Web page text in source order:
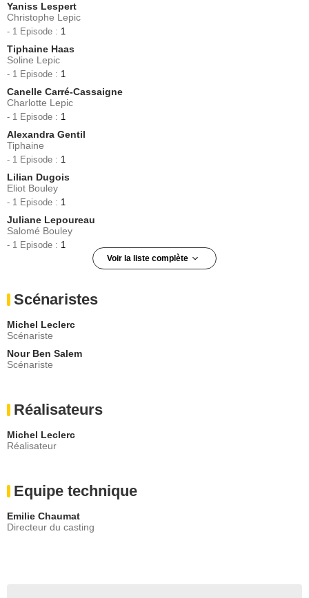
Yaniss Lespert
Christophe Lepic
- 1 Episode : 1
Tiphaine Haas
Soline Lepic
- 1 Episode : 1
Canelle Carré-Cassaigne
Charlotte Lepic
- 1 Episode : 1
Alexandra Gentil
Tiphaine
- 1 Episode : 1
Lilian Dugois
Eliot Bouley
- 1 Episode : 1
Juliane Lepoureau
Salomé Bouley
- 1 Episode : 1
Voir la liste complète
- 1 Episode :1
Corinne
- 1 Episode :
Najim Ziani
Le livreur
Scénaristes
Michel Leclerc
Scénariste
Nour Ben Salem
Scénariste
Réalisateurs
Michel Leclerc
Réalisateur
Equipe technique
Emilie Chaumat
Directeur du casting